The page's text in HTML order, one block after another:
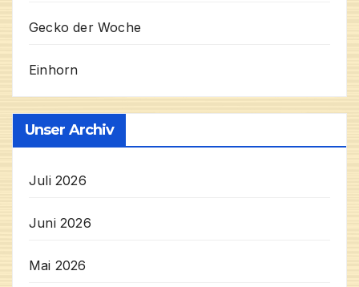
Gecko der Woche
Einhorn
Unser Archiv
Juli 2026
Juni 2026
Mai 2026